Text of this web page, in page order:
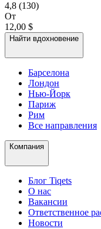
4,8 (130)
От
12,00 $
Найти вдохновение
Барселона
Лондон
Нью-Йорк
Париж
Рим
Все направления
Компания
Блог Tiqets
О нас
Вакансии
Ответственное
Новости